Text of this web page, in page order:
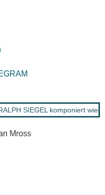
SIEGEL komponiert